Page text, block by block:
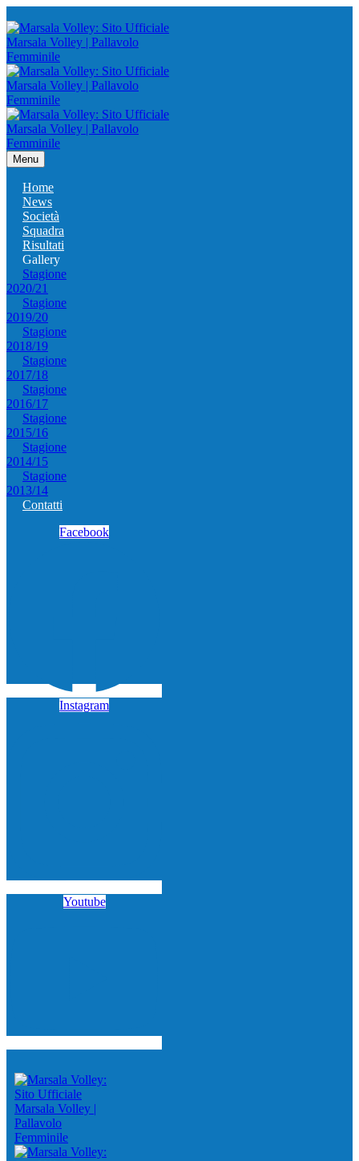
Menu
Home
News
Società
Squadra
Risultati
Gallery
Stagione
2020/21
Stagione
2019/20
Stagione
2018/19
Stagione
2017/18
Stagione
2016/17
Stagione
2015/16
Stagione
2014/15
Stagione
2013/14
Contatti
Facebook
Instagram
Youtube